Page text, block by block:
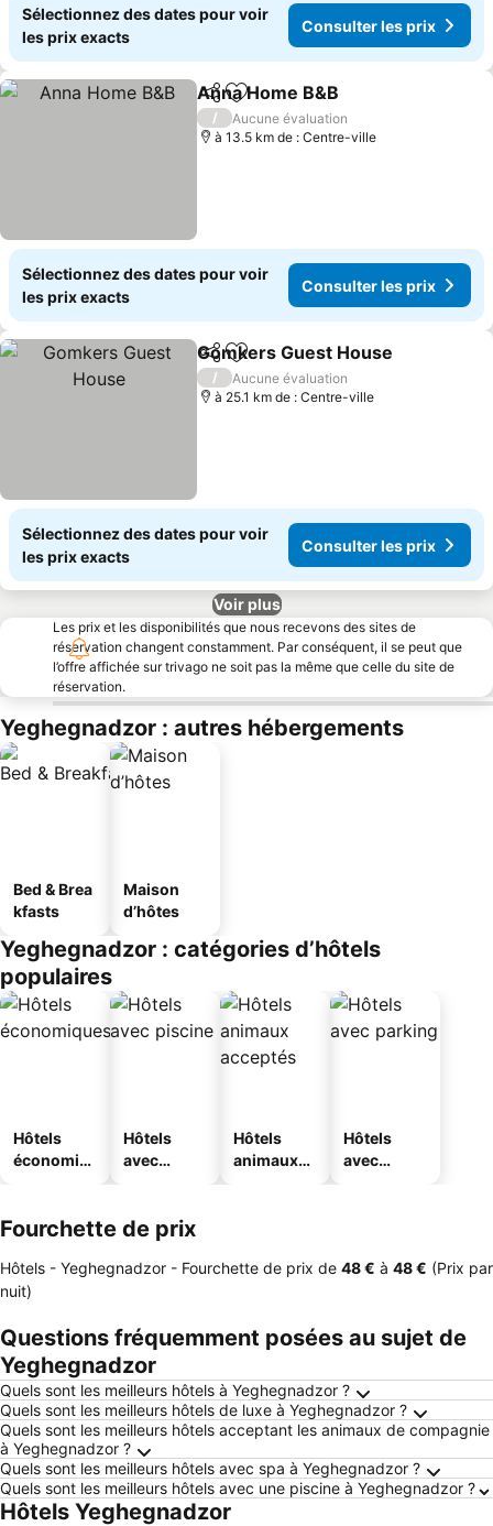
Sélectionnez des dates pour voir
les prix exacts
Consulter les prix
PartagerAjouter à mes favoris
Anna Home B&B
/
Aucune évaluation
à 13.5 km de : Centre-ville
Sélectionnez des dates pour voir
les prix exacts
Consulter les prix
PartagerAjouter à mes favoris
Gomkers Guest House
/
Aucune évaluation
à 25.1 km de : Centre-ville
Sélectionnez des dates pour voir
les prix exacts
Consulter les prix
Voir plus
Les prix et les disponibilités que nous recevons des sites de
réservation changent constamment. Par conséquent, il se peut que
l’offre affichée sur trivago ne soit pas la même que celle du site de
réservation.
Yeghegnadzor : autres hébergements
Bed & Brea
kfasts
Maison
d’hôtes
Yeghegnadzor : catégories d’hôtels
populaires
Hôtels
économiq
Hôtels
avec
Hôtels
animaux
Hôtels
avec
Fourchette de prix
Hôtels - Yeghegnadzor - Fourchette de prix de ‎48 € à ‎48 € (Prix par
nuit)
Questions fréquemment posées au sujet de
Yeghegnadzor
Quels sont les meilleurs hôtels à Yeghegnadzor ?
Quels sont les meilleurs hôtels de luxe à Yeghegnadzor ?
Quels sont les meilleurs hôtels acceptant les animaux de compagnie
à Yeghegnadzor ?
Quels sont les meilleurs hôtels avec spa à Yeghegnadzor ?
Quels sont les meilleurs hôtels avec une piscine à Yeghegnadzor ?
Hôtels Yeghegnadzor